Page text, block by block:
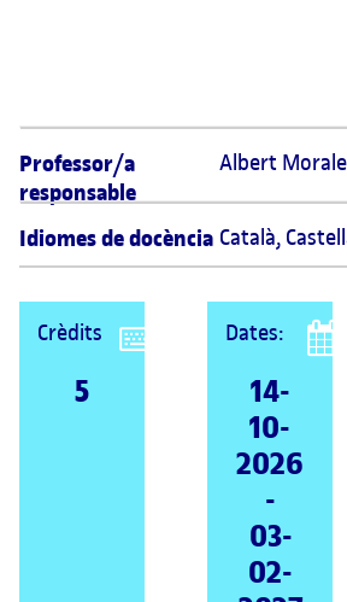
Professor/a
responsable
Albert
Idiomes de docència Català,
Crèdits
5
Dates:
14-
10-
2026
-
03-
02-